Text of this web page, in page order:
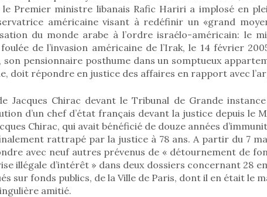
le Premier ministre libanais Rafic Hariri a implosé en
américaine visant à redéfinir un «grand
du monde arabe à l’ordre israélo-américain: le
de l’invasion américaine de l’Irak, le 14 février
pensionnaire posthume dans un somptueux
doit répondre en justice des affaires en rapport avec
Jacques Chirac devant le Tribunal de Grande
d’un chef d’état français devant la justice depuis le
Chirac, qui avait bénéficié de douze années
rattrapé par la justice à 78 ans. A partir du 7
avec neuf autres prévenus de « détournement de
illégale d’intérêt » dans deux dossiers concernant 28
sur fonds publics, de la Ville de Paris, dont il en était le
amitié.